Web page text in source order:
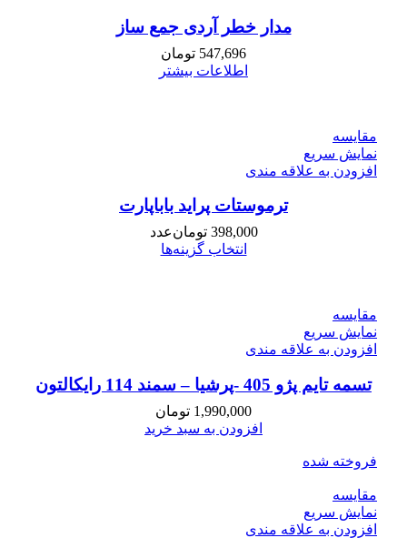
مدار خطر آردی جمع ساز
547,696 تومان
اطلاعات بیشتر
مقايسه
نمایش سریع
افزودن به علاقه مندی
ترموستات پراید باباپارت
398,000 تومانعدد
انتخاب گزینه‌ها
مقايسه
نمایش سریع
افزودن به علاقه مندی
تسمه تایم پژو 405 -پرشیا – سمند 114 رایکالتون
1,990,000 تومان
افزودن به سبد خرید
فروخته شده
مقايسه
نمایش سریع
افزودن به علاقه مندی